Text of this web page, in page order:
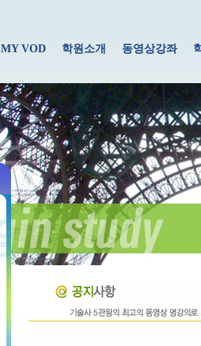
MY VOD 학원소개 동영상강좌